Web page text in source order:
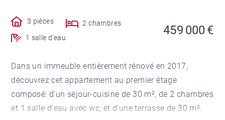
3 pièces
2 chambres
1 salle d'eau
459 000 €
Dans un immeuble entièrement rénové en 2017,
découvrez cet appartement au premier étage
composé: d'un séjour-cuisine de 30 m², de 2 chambres
et 1 salle d'eau avec wc, et d'une terrasse de 30 m².